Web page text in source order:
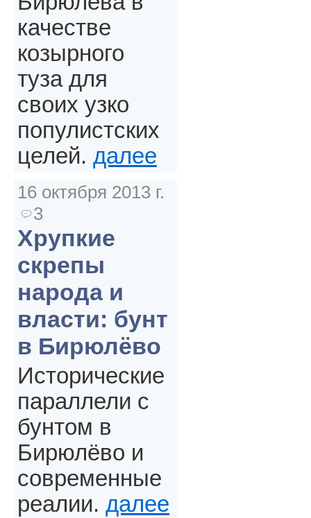
качестве
козырного
туза для
своих узко
популистских
целей. далее
16 октября 2013 г.
3
Хрупкие
скрепы
народа и
власти: бунт
в Бирюлёво
Исторические
параллели с
бунтом в
Бирюлёво и
современные
реалии. далее